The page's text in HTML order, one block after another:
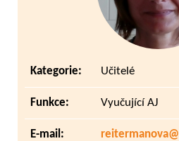
Kategorie: Učitelé
Funkce: Vyučující AJ
E-mail: